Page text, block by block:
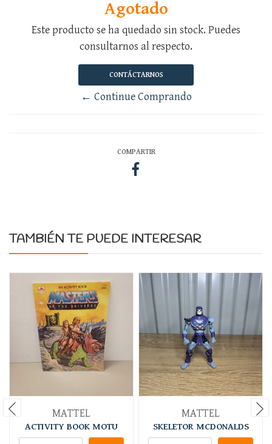
Agotado
Este producto se ha quedado sin stock. Puedes
consultarnos al respecto.
CONTÁCTARNOS
← Continue Comprando
COMPARTIR
TAMBIÉN TE PUEDE INTERESAR
MATTEL
ACTIVITY BOOK MOTU
MATTEL
SKELETOR MCDONALDS